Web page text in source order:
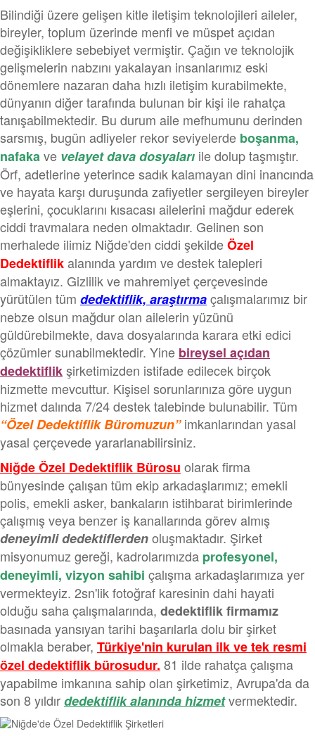
Bilindiği üzere gelişen kitle iletişim teknolojileri aileler,
bireyler, toplum üzerinde menfi ve müspet açıdan
değişikliklere sebebiyet vermiştir. Çağın ve teknolojik
gelişmelerin nabzını yakalayan insanlarımız eski
dönemlere nazaran daha hızlı iletişim kurabilmekte,
dünyanın diğer tarafında bulunan bir kişi ile rahatça
tanışabilmektedir. Bu durum aile mefhumunu derinden
sarsmış, bugün adliyeler rekor seviyelerde boşanma,
nafakave velayet dava dosyaları ile dolup taşmıştır.
Örf, adetlerine yeterince sadık kalamayan dini inancında
ve hayata karşı duruşunda zafiyetler sergileyen bireyler
eşlerini, çocuklarını kısacası ailelerini mağdur ederek
ciddi travmalara neden olmaktadır. Gelinen son
merhalede ilimiz Niğde'den ciddi şekildeÖzel
Dedektiflikalanında yardım ve destek talepleri
almaktayız. Gizlilik ve mahremiyet çerçevesinde
yürütülen tüm dedektiflik, araştırmaçalışmalarımız bir
nebze olsun mağdur olan ailelerin yüzünü
güldürebilmekte, dava dosyalarında karara etki edici
çözümler sunabilmektedir. Yine bireysel açıdan
dedektiflikşirketimizden istifade edilecek birçok
hizmette mevcuttur. Kişisel sorunlarınıza göre uygun
hizmet dalında 7/24 destek talebinde bulunabilir. Tüm
“Özel Dedektiflik Büromuzun”imkanlarından yasal
yasal çerçevede yararlanabilirsiniz.
Niğde Özel Dedektiflik Bürosu olarak firma
bünyesinde çalışan tüm ekip arkadaşlarımız; emekli
polis, emekli asker, bankaların istihbarat birimlerinde
çalışmış veya benzer iş kanallarında görev almış
deneyimli dedektiflerdenoluşmaktadır. Şirket
misyonumuz gereği, kadrolarımızda profesyonel,
deneyimli, vizyon sahibi çalışma arkadaşlarımıza yer
vermekteyiz. 2sn'lik fotoğraf karesinin dahi hayati
olduğu saha çalışmalarında, dedektiflik firmamız
basınada yansıyan tarihi başarılarla dolu bir şirket
olmakla beraber, Türkiye'nin kurulan ilk ve tek resmi
özel dedektiflik bürosudur. 81 ilde rahatça çalışma
yapabilme imkanına sahip olan şirketimiz, Avrupa'da da
son 8 yıldırdedektiflik alanında hizmetvermektedir.